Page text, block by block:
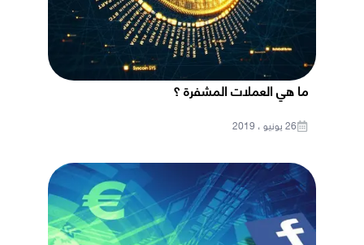
ما هي العملات المشفرة ؟
26 يونيو ، 2019